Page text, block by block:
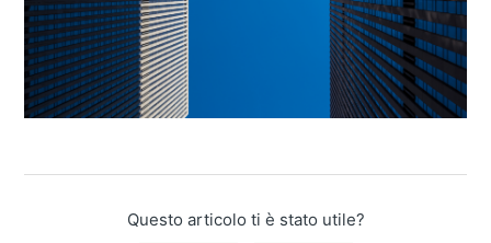
Questo articolo ti è stato utile?